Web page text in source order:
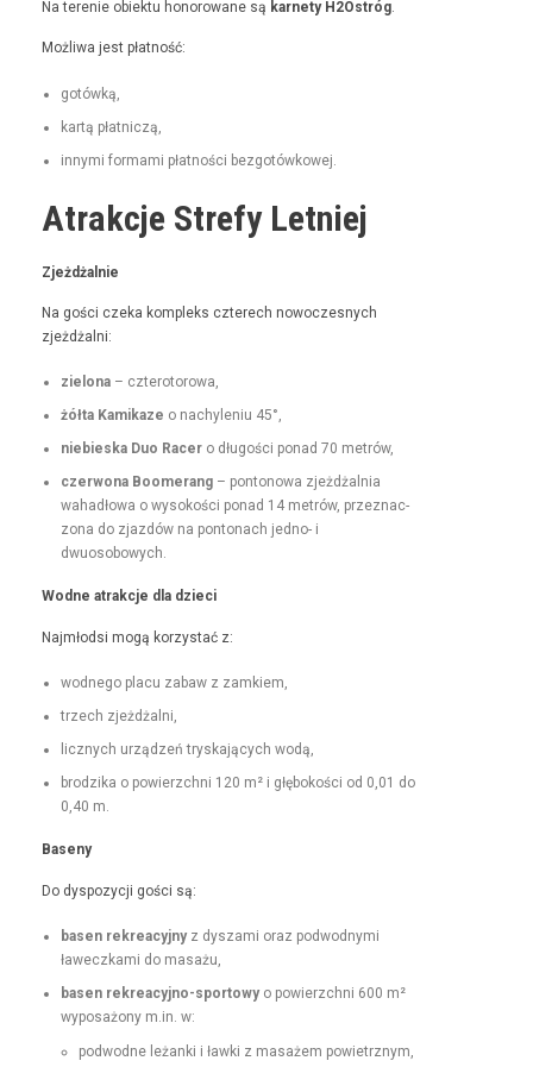
Na tere­nie obiek­tu hon­orowane są kar­ne­ty H2Ostróg
Możli­wa jest płatność:
gotówką,
kartą płat­niczą,
inny­mi for­ma­mi płat­noś­ci bezgotówkowej.
Atrakcje Strefy Letniej
Zjeżdżal­nie
Na goś­ci czeka kom­pleks czterech nowoczes­nych
zjeżdżalni:
zielona– czterotorowa,
żół­ta Kamikaze o nachyle­niu 45°,
niebies­ka Duo Rac­ero dłu­goś­ci pon­ad 70 metrów,
czer­wona Boomerang– pontonowa zjeżdżal­nia
wahadłowa o wysokoś­ci pon­ad 14 metrów, przez­nac­
zona do zjazdów na pon­tonach jed­no- i
dwuosobowych.
Wodne atrakc­je dla dzieci
Najmłod­si mogą korzys­tać z:
wod­nego placu zabaw z zamkiem,
trzech zjeżdżal­ni,
licznych urządzeń tryska­ją­cych wodą,
brodzi­ka o powierzch­ni 120 m² i głębokoś­ci od 0,01 do
0,40 m.
Base­ny
Do dys­pozy­cji goś­ci są:
basen rekrea­cyjnyz dysza­mi oraz pod­wod­ny­mi
ławeczka­mi do masażu,
basen rekrea­cyjno-sportowyo powierzch­ni 600 m²
wyposażony m.in. w:
pod­wodne leżan­ki i ław­ki z masażem powietrznym,